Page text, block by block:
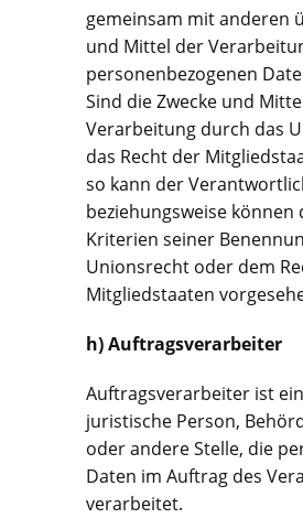
gemeinsam mit anderen
und Mittel der
personenbezogenen
Sind die Zwecke und
Verarbeitung durch das
das Recht der
so kann der
beziehungsweise
Kriterien seiner
Unionsrecht oder dem
Mitgliedstaaten
h) Auftragsverarbeiter
Auftragsverarbeiter ist
juristische Person,
oder andere Stelle, die
Daten im Auftrag des
verarbeitet.